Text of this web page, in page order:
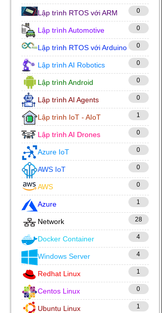
Lập trình RTOS với ARM 0
Lập trình Automotive 0
Lập trình RTOS với Arduino 0
Lập trình AI Robotics 0
Lập trình Android 0
Lập trình AI Agents 0
Lập trình IoT - AIoT 1
Lập trình AI Drones 0
Azure IoT 0
AWS IoT 0
AWS 0
Azure 1
Network 28
Docker Container 4
Windows Server 4
Redhat Linux 1
Centos Linux 0
Ubuntu Linux 1